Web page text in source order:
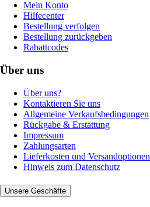
Mein Konto
Hilfecenter
Bestellung verfolgen
Bestellung zurückgeben
Rabattcodes
Über uns
Über uns?
Kontaktieren Sie uns
Allgemeine Verkaufsbedingungen
Rückgabe & Erstattung
Impressum
Zahlungsarten
Lieferkosten und Versandoptionen
Hinweis zum Datenschutz
Unsere Geschäfte